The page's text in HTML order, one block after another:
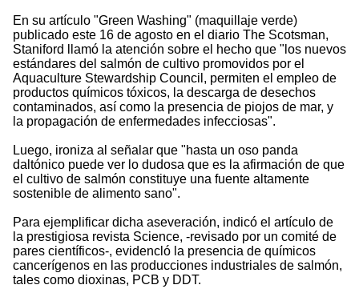
En su artículo "Green Washing" (maquillaje verde)
publicado este 16 de agosto en el diario The Scotsman,
Staniford llamó la atención sobre el hecho que "los nuevos
estándares del salmón de cultivo promovidos por el
Aquaculture Stewardship Council, permiten el empleo de
productos químicos tóxicos, la descarga de desechos
contaminados, así como la presencia de piojos de mar, y
la propagación de enfermedades infecciosas".
Luego, ironiza al señalar que "hasta un oso panda
daltónico puede ver lo dudosa que es la afirmación de que
el cultivo de salmón constituye una fuente altamente
sostenible de alimento sano".
Para ejemplificar dicha aseveración, indicó el artículo de
la prestigiosa revista Science, -revisado por un comité de
pares científicos-, evidencló la presencia de químicos
cancerígenos en las producciones industriales de salmón,
tales como dioxinas, PCB y DDT.